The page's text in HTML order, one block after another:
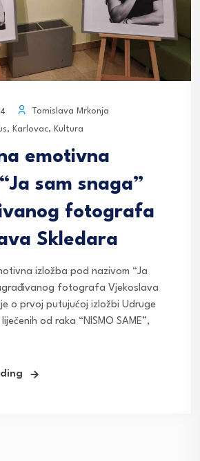
Tomislava Mrkonja
, Karlovac, Kultura
emotivna
sam snaga”
fotografa
Skledara
izložba pod nazivom “Ja
fotografa Vjekoslava
je o prvoj putujućoj izložbi Udruge
od raka “NISMO SAME”,